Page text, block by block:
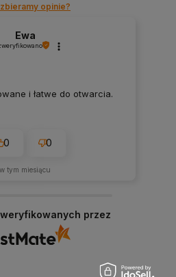
opinie?
Ewa
i łatwe do otwarcia.
0 0
w tym miesiącu
przez